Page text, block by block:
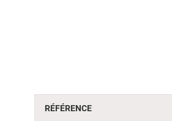
RÉFÉRENCE